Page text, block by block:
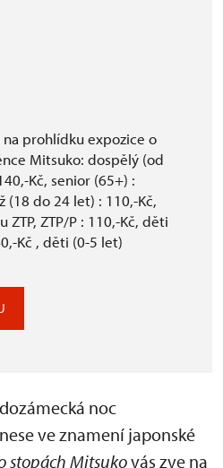
prohlídku expozice o
Mitsuko: dospělý (od
Kč, senior (65+) :
(18 do 24 let) : 110,-Kč,
ZTP, ZTP/P : 110,-Kč, děti
Kč , děti (0-5 let)
noc
ve znamení japonské
stopách Mitsukovás zve na